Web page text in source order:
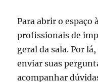
Para abrir o espaço
profissionais de
geral da sala. Por
enviar suas
acompanhar